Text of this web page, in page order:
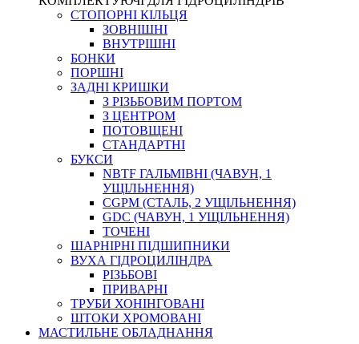
СТОПОРНІ КІЛЬЦЯ
ЗОВНІШНІ
ВНУТРІШНІ
БОНКИ
ПОРШНІ
ЗАДНІ КРИШКИ
З РІЗЬБОВИМ ПОРТОМ
З ЦЕНТРОМ
ПОТОВЩЕНІ
СТАНДАРТНІ
БУКСИ
NBTF ГАЛЬМІВНІ (ЧАВУН, 1
УЩІЛЬНЕННЯ)
CGPM (СТАЛЬ, 2 УЩІЛЬНЕННЯ)
GDC (ЧАВУН, 1 УЩІЛЬНЕННЯ)
ТОЧЕНІ
ШАРНІРНІ ПІДШИПНИКИ
ВУХА ГІДРОЦИЛІНДРА
РІЗЬБОВІ
ПРИВАРНІ
ТРУБИ ХОНІНГОВАНІ
ШТОКИ ХРОМОВАНІ
МАСТИЛЬНЕ ОБЛАДНАННЯ